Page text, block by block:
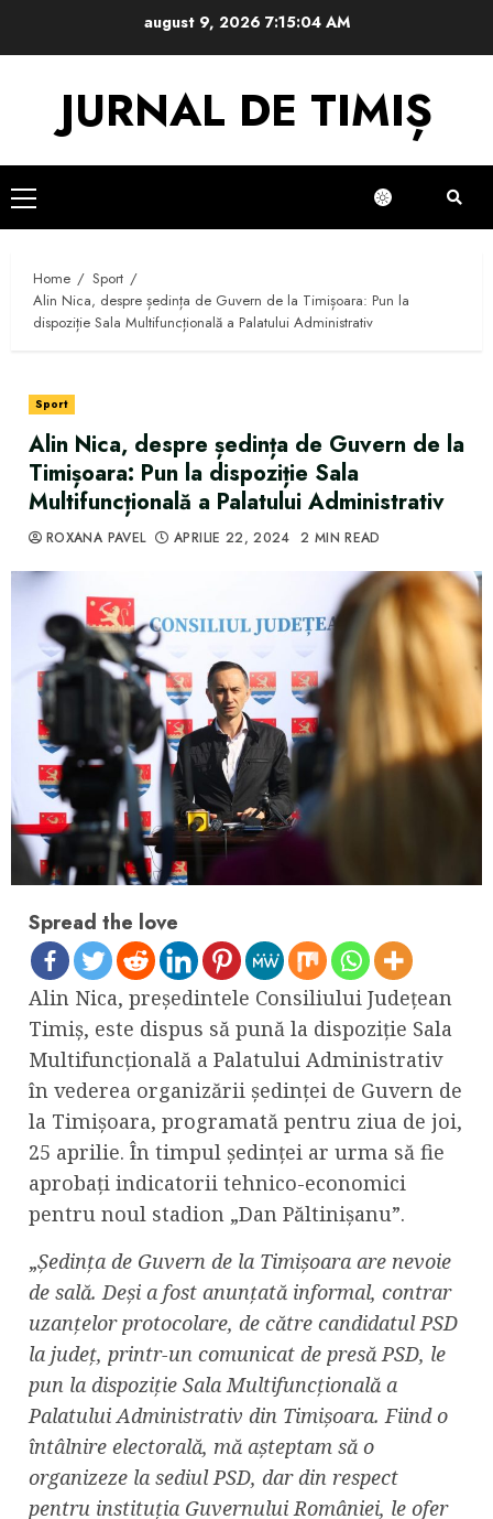
august 9, 2026 7:15:05 AM
JURNAL DE TIMIȘ
Primary
Menu
Home
Sport
Alin Nica, despre ședința de Guvern de la Timișoara: Pun la
dispoziție Sala Multifuncțională a Palatului Administrativ
Sport
Alin Nica, despre ședința de Guvern de la
Timișoara: Pun la dispoziție Sala
Multifuncțională a Palatului Administrativ
ROXANA PAVEL APRILIE 22, 2024 2 MIN READ
Spread the love
Alin Nica, președintele Consiliului Județean
Timiș, este dispus să pună la dispoziție Sala
Multifuncțională a Palatului Administrativ
în vederea organizării ședinței de Guvern de
la Timișoara, programată pentru ziua de joi,
25 aprilie. În timpul ședinței ar urma să fie
aprobați indicatorii tehnico-economici
pentru noul stadion „Dan Păltinișanu”.
„Ședința de Guvern de la Timișoara are nevoie
de sală. Deși a fost anunțată informal, contrar
uzanțelor protocolare, de către candidatul PSD
la județ, printr-un comunicat de presă PSD, le
pun la dispoziție Sala Multifuncțională a
Palatului Administrativ din Timișoara. Fiind o
întâlnire electorală, mă așteptam să o
organizeze la sediul PSD, dar din respect
pentru instituția Guvernului României, le ofer